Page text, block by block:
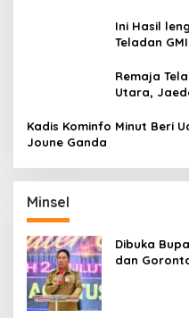
Ini Hasil
Teladan
Remaja
Utara,
Kadis Kominfo Minut Beri
Joune Ganda
Minsel
Dibuka
dan